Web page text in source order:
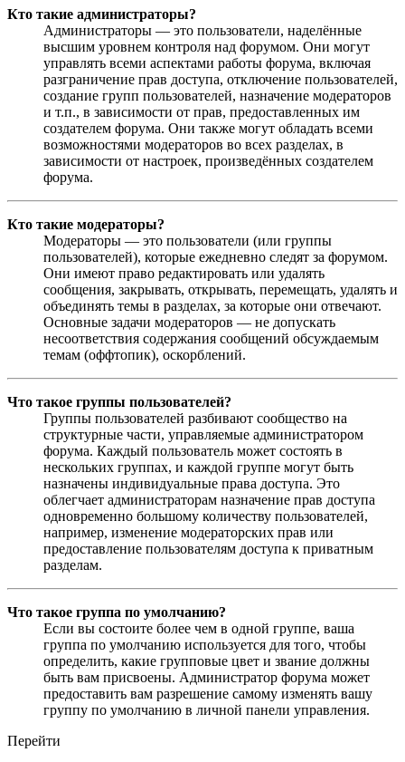
Кто такие администраторы?
Администраторы — это пользователи, наделённые
высшим уровнем контроля над форумом. Они могут
управлять всеми аспектами работы форума, включая
разграничение прав доступа, отключение пользователей,
создание групп пользователей, назначение модераторов
и т.п., в зависимости от прав, предоставленных им
создателем форума. Они также могут обладать всеми
возможностями модераторов во всех разделах, в
зависимости от настроек, произведённых создателем
форума.
Кто такие модераторы?
Модераторы — это пользователи (или группы
пользователей), которые ежедневно следят за форумом.
Они имеют право редактировать или удалять
сообщения, закрывать, открывать, перемещать, удалять и
объединять темы в разделах, за которые они отвечают.
Основные задачи модераторов — не допускать
несоответствия содержания сообщений обсуждаемым
темам (оффтопик), оскорблений.
Что такое группы пользователей?
Группы пользователей разбивают сообщество на
структурные части, управляемые администратором
форума. Каждый пользователь может состоять в
нескольких группах, и каждой группе могут быть
назначены индивидуальные права доступа. Это
облегчает администраторам назначение прав доступа
одновременно большому количеству пользователей,
например, изменение модераторских прав или
предоставление пользователям доступа к приватным
разделам.
Что такое группа по умолчанию?
Если вы состоите более чем в одной группе, ваша
группа по умолчанию используется для того, чтобы
определить, какие групповые цвет и звание должны
быть вам присвоены. Администратор форума может
предоставить вам разрешение самому изменять вашу
группу по умолчанию в личной панели управления.
Перейти